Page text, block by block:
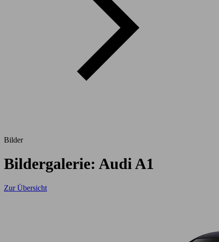
Bilder
Bildergalerie: Audi A1
Zur Übersicht